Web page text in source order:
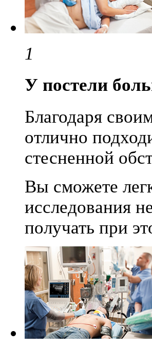
1
У постели
Благодаря
отлично
стесненной
Вы сможете
исследования
получать при